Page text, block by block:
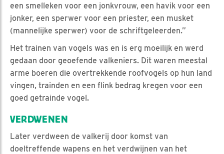
een smelleken voor een jonkvrouw, een havik voor een
jonker, een sperwer voor een priester, een musket
(mannelijke sperwer) voor de schriftgeleerden.”
Het trainen van vogels was en is erg moeilijk en werd
gedaan door geoefende valkeniers. Dit waren meestal
arme boeren die overtrekkende roofvogels op hun land
vingen, trainden en een flink bedrag kregen voor een
goed getrainde vogel.
VERDWENEN
Later verdween de valkerij door komst van
doeltreffende wapens en het verdwijnen van het